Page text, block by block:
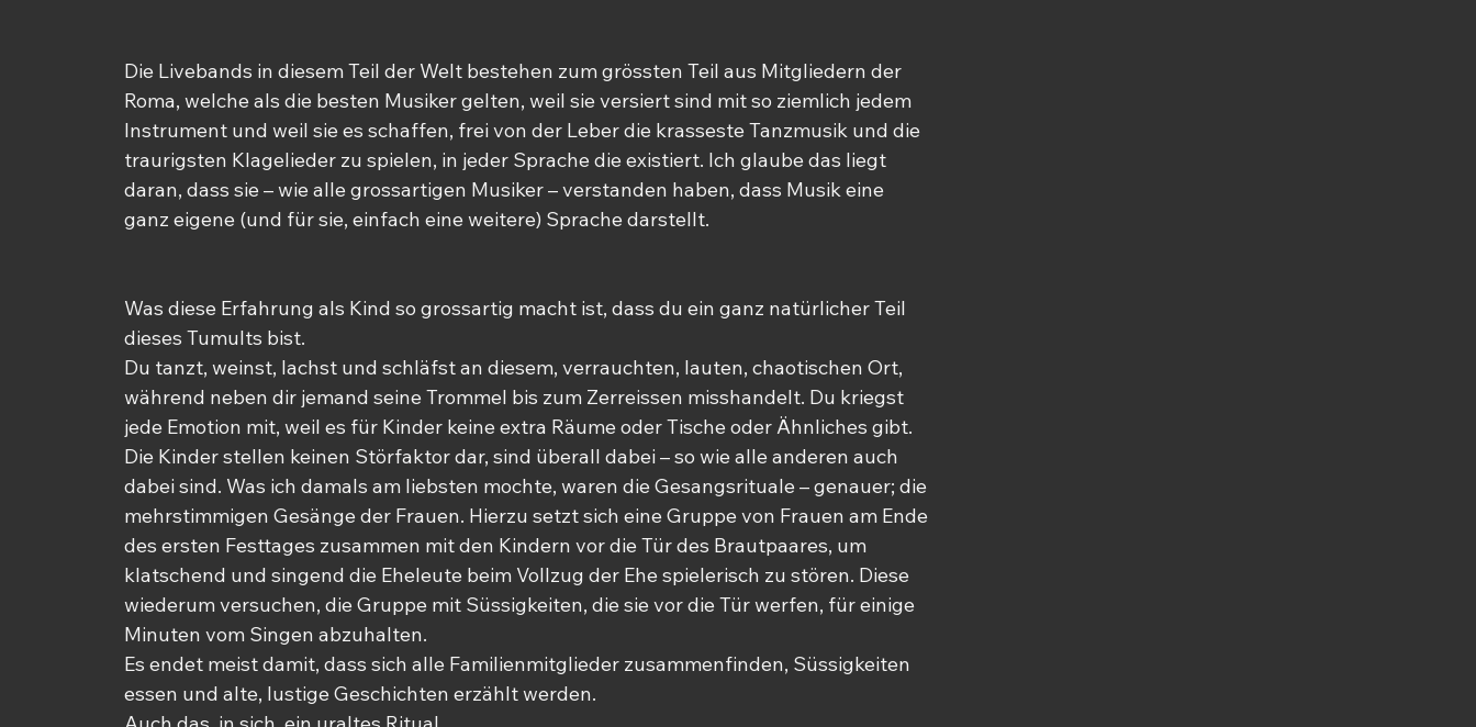
Die Livebands in diesem Teil der Welt bestehen zum grössten Teil aus Mitgliedern der
Roma, welche als die besten Musiker gelten, weil sie versiert sind mit so ziemlich jedem
Instrument und weil sie es schaffen, frei von der Leber die krasseste Tanzmusik und die
traurigsten Klagelieder zu spielen, in jeder Sprache die existiert. Ich glaube das liegt
daran, dass sie – wie alle grossartigen Musiker – verstanden haben, dass Musik eine
ganz eigene (und für sie, einfach eine weitere) Sprache darstellt.
Was diese Erfahrung als Kind so grossartig macht ist, dass du ein ganz natürlicher Teil
dieses Tumults bist.
Du tanzt, weinst, lachst und schläfst an diesem, verrauchten, lauten, chaotischen Ort,
während neben dir jemand seine Trommel bis zum Zerreissen misshandelt. Du kriegst
jede Emotion mit, weil es für Kinder keine extra Räume oder Tische oder Ähnliches gibt.
Die Kinder stellen keinen Störfaktor dar, sind überall dabei – so wie alle anderen auch
dabei sind. Was ich damals am liebsten mochte, waren die Gesangsrituale – genauer; die
mehrstimmigen Gesänge der Frauen. Hierzu setzt sich eine Gruppe von Frauen am Ende
des ersten Festtages zusammen mit den Kindern vor die Tür des Brautpaares, um
klatschend und singend die Eheleute beim Vollzug der Ehe spielerisch zu stören. Diese
wiederum versuchen, die Gruppe mit Süssigkeiten, die sie vor die Tür werfen, für einige
Minuten vom Singen abzuhalten.
Es endet meist damit, dass sich alle Familienmitglieder zusammenfinden, Süssigkeiten
essen und alte, lustige Geschichten erzählt werden.